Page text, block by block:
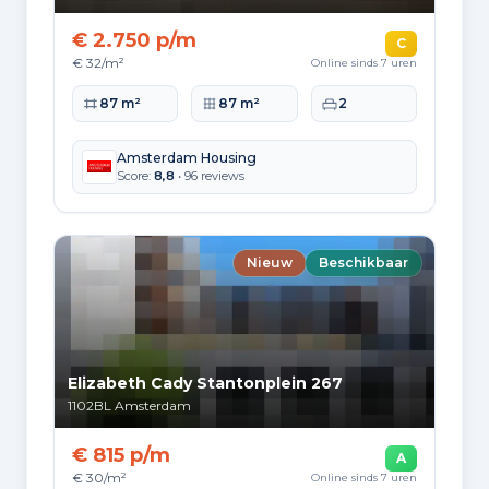
2010 tot 2020 7.270
1.937
Energie en duurzaamheid
Energielabelverdeling
Label A
132.143
Label C
105.983
Label B Label G
Label D
45.856 34.978
Label A+ Label A++
€ 2.750 p/m
€ 32/m²
C
Online sinds 7 uren
Woonoppervlakte
87 m² Perceeloppervlakte
87 m² Slaapkamers
2
Amsterdam Housing
Score: 8,8 • 96 reviews
Nieuw Beschikbaar
Elizabeth Cady Stantonplein 267
1102BL Amsterdam
€ 815 p/m
€ 30/m²
A
Online sinds 7 uren